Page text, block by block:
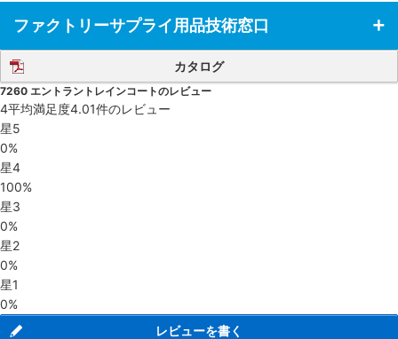
ファクトリーサプライ用品技術窓口
カタログ
7260 エントラントレインコートのレビュー
4平均満足度4.01件のレビュー
星5
0%
星4
100%
星3
0%
星2
0%
星1
0%
レビューを書く